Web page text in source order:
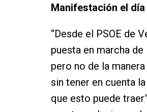
Manifestación el día
“Desde el PSOE de
puesta en marcha
pero no de la
sin tener en cuenta
que esto puede